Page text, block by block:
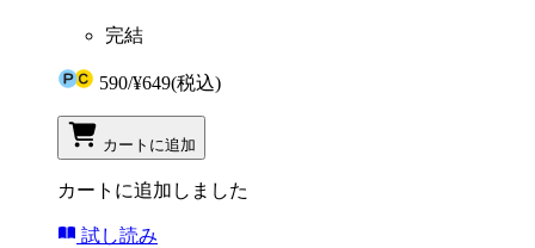
完結
590/¥649(税込)
カートに追加
カートに追加しました
試し読み